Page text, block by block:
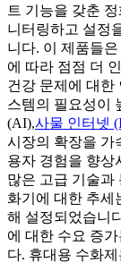
트 기능을 갖춘
니터링하고 설정
니다. 이 제품들
에 따라 점점 더
건강 문제에 대한
스템의 필요성이
(AI),사물 인터넷
시장의 확장을 가
용자 경험을 향상
많은 고급 기술과
화기에 대한 추세
해 설정되었습니
에 대한 수요 증
다. 휴대용 수화